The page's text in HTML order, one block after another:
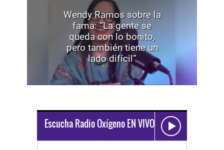
Wendy Ramos sobre la
fama: “La gente se
queda con lo bonito,
pero también tiene un
lado difícil”
Escucha Radio Oxígeno EN VIVO